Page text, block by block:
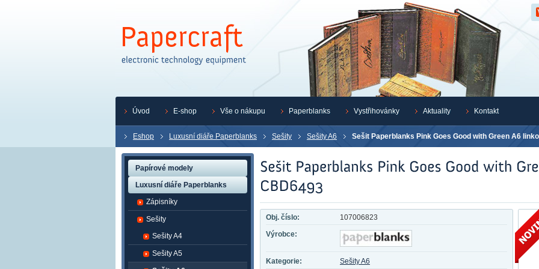
Eshop Luxusní diáře Paperblanks Sešity Sešity A6 Sešit Paperblanks Pink Goes Good with Green A6
Obj. číslo:
107006823
Výrobce:
Kategorie:
Sešity A6
Papírové modely
Luxusní diáře Paperblanks
Zápisníky
Sešity
Sešity A4
Sešity A5
Úvod E-shop Vše o nákupu Paperblanks Vystřihovánky Aktuality Kontakt